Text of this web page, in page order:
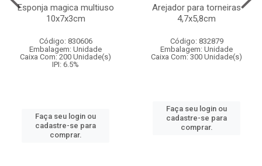
Esponja magica multiuso
10x7x3cm
Código: 830606
Embalagem: Unidade
Caixa Com: 200 Unidade(s)
IPI: 6.5%
Faça seu login ou
cadastre-se para
comprar.
Arejador para torneiras
4,7x5,8cm
Código: 832879
Embalagem: Unidade
Caixa Com: 300 Unidade(s)
Faça seu login ou
cadastre-se para
comprar.